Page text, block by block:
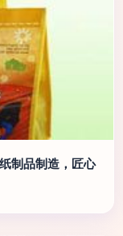
制品制造，匠心